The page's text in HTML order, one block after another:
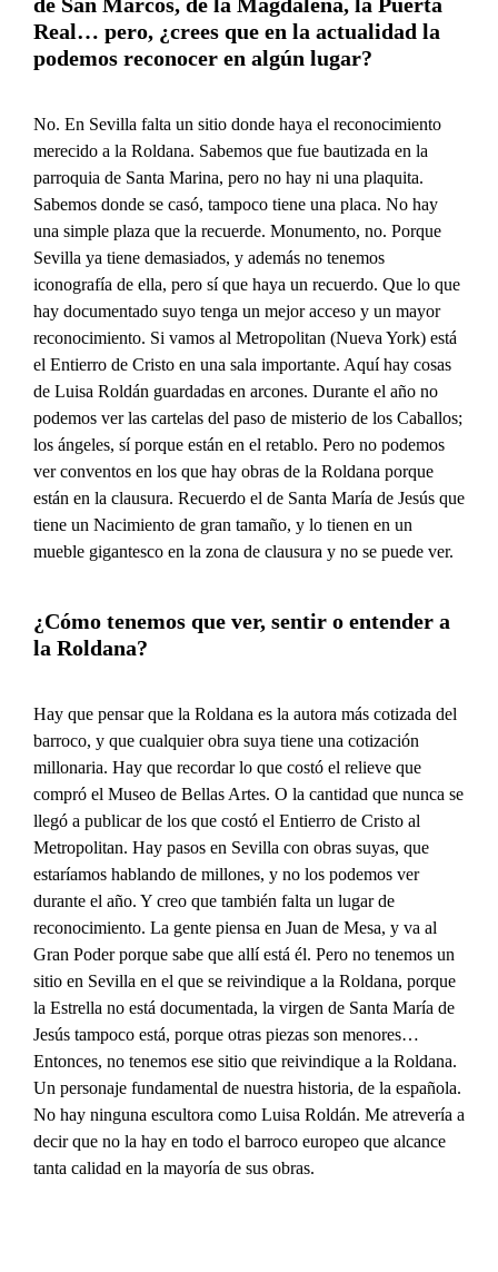
Real… pero, ¿crees que en la actualidad la
podemos reconocer en algún lugar?
No. En Sevilla falta un sitio donde haya el reconocimiento
merecido a la Roldana. Sabemos que fue bautizada en la
parroquia de Santa Marina, pero no hay ni una plaquita.
Sabemos donde se casó, tampoco tiene una placa. No hay
una simple plaza que la recuerde. Monumento, no. Porque
Sevilla ya tiene demasiados, y además no tenemos
iconografía de ella, pero sí que haya un recuerdo. Que lo que
hay documentado suyo tenga un mejor acceso y un mayor
reconocimiento. Si vamos al Metropolitan (Nueva York) está
el Entierro de Cristo en una sala importante. Aquí hay cosas
de Luisa Roldán guardadas en arcones. Durante el año no
podemos ver las cartelas del paso de misterio de los Caballos;
los ángeles, sí porque están en el retablo. Pero no podemos
ver conventos en los que hay obras de la Roldana porque
están en la clausura. Recuerdo el de Santa María de Jesús que
tiene un Nacimiento de gran tamaño, y lo tienen en un
mueble gigantesco en la zona de clausura y no se puede ver.
¿Cómo tenemos que ver, sentir o entender a
la Roldana?
Hay que pensar que la Roldana es la autora más cotizada del
barroco, y que cualquier obra suya tiene una cotización
millonaria. Hay que recordar lo que costó el relieve que
compró el Museo de Bellas Artes. O la cantidad que nunca se
llegó a publicar de los que costó el Entierro de Cristo al
Metropolitan. Hay pasos en Sevilla con obras suyas, que
estaríamos hablando de millones, y no los podemos ver
durante el año. Y creo que también falta un lugar de
reconocimiento. La gente piensa en Juan de Mesa, y va al
Gran Poder porque sabe que allí está él. Pero no tenemos un
sitio en Sevilla en el que se reivindique a la Roldana, porque
la Estrella no está documentada, la virgen de Santa María de
Jesús tampoco está, porque otras piezas son menores…
Entonces, no tenemos ese sitio que reivindique a la Roldana.
Un personaje fundamental de nuestra historia, de la española.
No hay ninguna escultora como Luisa Roldán. Me atrevería a
decir que no la hay en todo el barroco europeo que alcance
tanta calidad en la mayoría de sus obras.